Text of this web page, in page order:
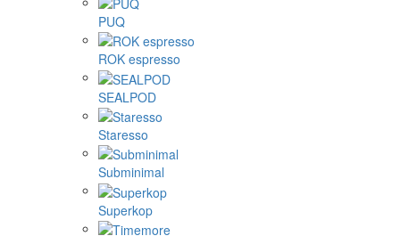
PUQ
ROK espresso
SEALPOD
Staresso
Subminimal
Superkop